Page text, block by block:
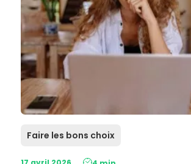
Faire les bons choix